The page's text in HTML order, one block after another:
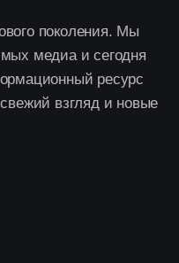
поколения. Мы
медиа и сегодня
ресурс
взгляд и новые